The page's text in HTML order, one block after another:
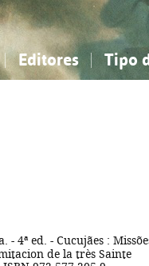
Editores Tipo
4ª ed. - Cucujães :
de la très Sainte